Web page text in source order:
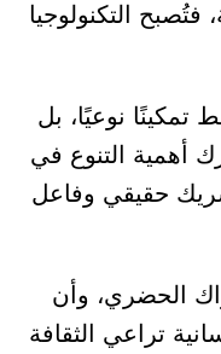
فتُصبح التكنولوجيا
تمكينًا نوعيًا، بل
أهمية التنوع في
حقيقي وفاعل
الحضري، وأن
تراعي الثقافة